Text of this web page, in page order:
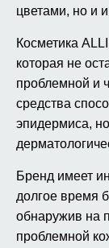
цветами, но и
Косметика
которая не
проблемной и
средства
эпидермиса,
Бренд имеет
долгое время
обнаружив на
проблемной